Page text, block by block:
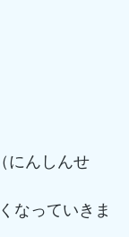
にんしんせ
なっていきま